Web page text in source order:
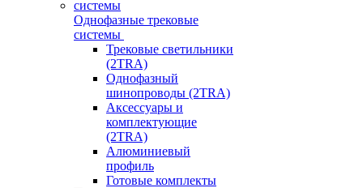
Однофазные трековые
системы
Трековые светильники
(2TRA)
Однофазный
шинопроводы (2TRA)
Аксессуары и
комплектующие
(2TRA)
Алюминиевый
профиль
Готовые комплекты